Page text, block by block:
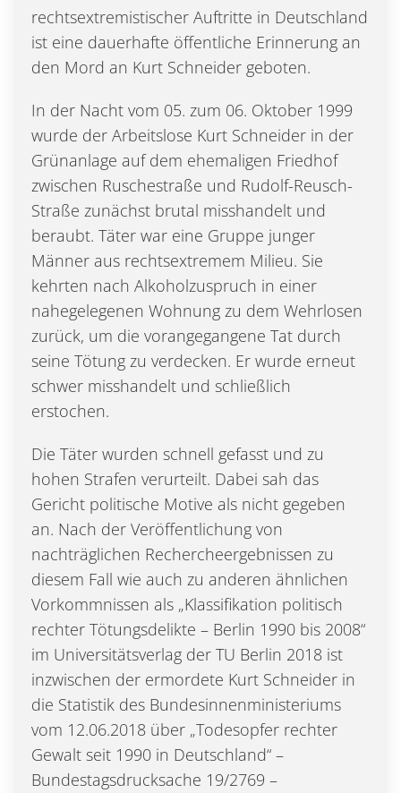
rechtsextremistischer Auftritte in Deutschland
ist eine dauerhafte öffentliche Erinnerung an
den Mord an Kurt Schneider geboten.
In der Nacht vom 05. zum 06. Oktober 1999
wurde der Arbeitslose Kurt Schneider in der
Grünanlage auf dem ehemaligen Friedhof
zwischen Ruschestraße und Rudolf-Reusch-
Straße zunächst brutal misshandelt und
beraubt. Täter war eine Gruppe junger
Männer aus rechtsextremem Milieu. Sie
kehrten nach Alkoholzuspruch in einer
nahegelegenen Wohnung zu dem Wehrlosen
zurück, um die vorangegangene Tat durch
seine Tötung zu verdecken. Er wurde erneut
schwer misshandelt und schließlich
erstochen.
Die Täter wurden schnell gefasst und zu
hohen Strafen verurteilt. Dabei sah das
Gericht politische Motive als nicht gegeben
an. Nach der Veröffentlichung von
nachträglichen Rechercheergebnissen zu
diesem Fall wie auch zu anderen ähnlichen
Vorkommnissen als „Klassifikation politisch
rechter Tötungsdelikte – Berlin 1990 bis 2008“
im Universitätsverlag der TU Berlin 2018 ist
inzwischen der ermordete Kurt Schneider in
die Statistik des Bundesinnenministeriums
vom 12.06.2018 über „Todesopfer rechter
Gewalt seit 1990 in Deutschland“ –
Bundestagsdrucksache 19/2769 –